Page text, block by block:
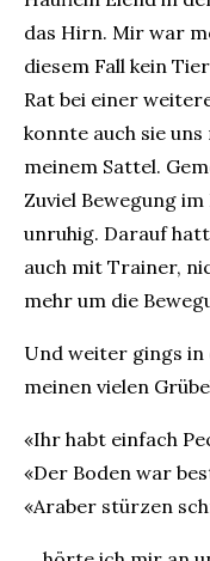
das Hirn. Mir war
diesem Fall kein
Rat bei einer
konnte auch sie
meinem Sattel.
Zuviel Bewegung
unruhig. Darauf
auch mit Trainer,
mehr um die
Und weiter gings in
meinen vielen
«Ihr habt einfach
«Der Boden war
«Araber stürzen